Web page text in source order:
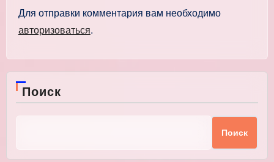
Для отправки комментария вам необходимо
авторизоваться.
Поиск
Поиск